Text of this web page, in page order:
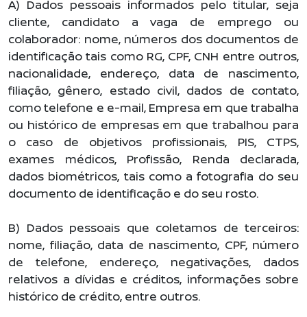
A) Dados pessoais informados pelo titular, seja
cliente, candidato a vaga de emprego ou
colaborador: nome, números dos documentos de
identificação tais como RG, CPF, CNH entre outros,
nacionalidade, endereço, data de nascimento,
filiação, gênero, estado civil, dados de contato,
como telefone e e-mail, Empresa em que trabalha
ou histórico de empresas em que trabalhou para
o caso de objetivos profissionais, PIS, CTPS,
exames médicos, Profissão, Renda declarada,
dados biométricos, tais como a fotografia do seu
documento de identificação e do seu rosto.
B) Dados pessoais que coletamos de terceiros:
nome, filiação, data de nascimento, CPF, número
de telefone, endereço, negativações, dados
relativos a dívidas e créditos, informações sobre
histórico de crédito, entre outros.